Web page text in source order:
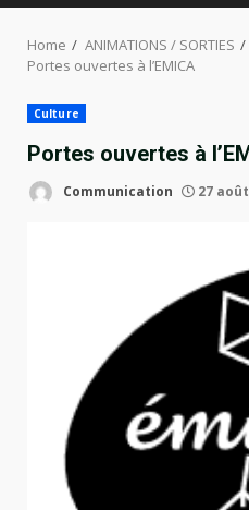
Home ANIMATIONS / SORTIES
Portes ouvertes à l’EMICA
Culture
Portes ouvertes à
Communication 27